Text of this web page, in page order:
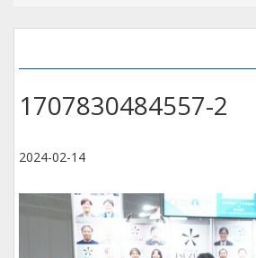
1707830484557-2
2024-02-14